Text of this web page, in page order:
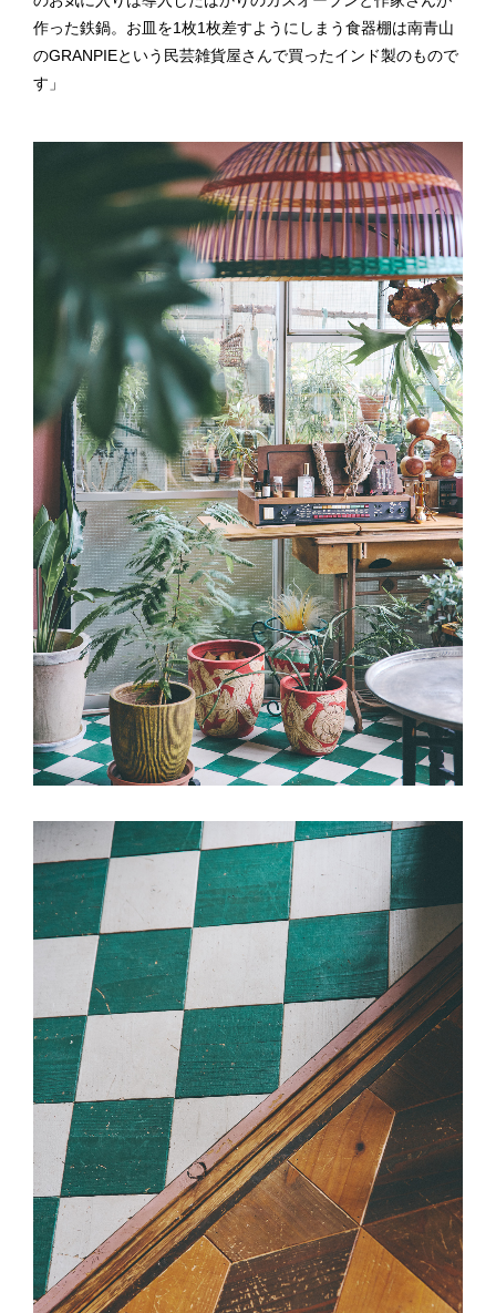
作った鉄鍋。お皿を1枚1枚差すようにしまう食器棚は南青山
のGRANPIEという民芸雑貨屋さんで買ったインド製のもので
す」